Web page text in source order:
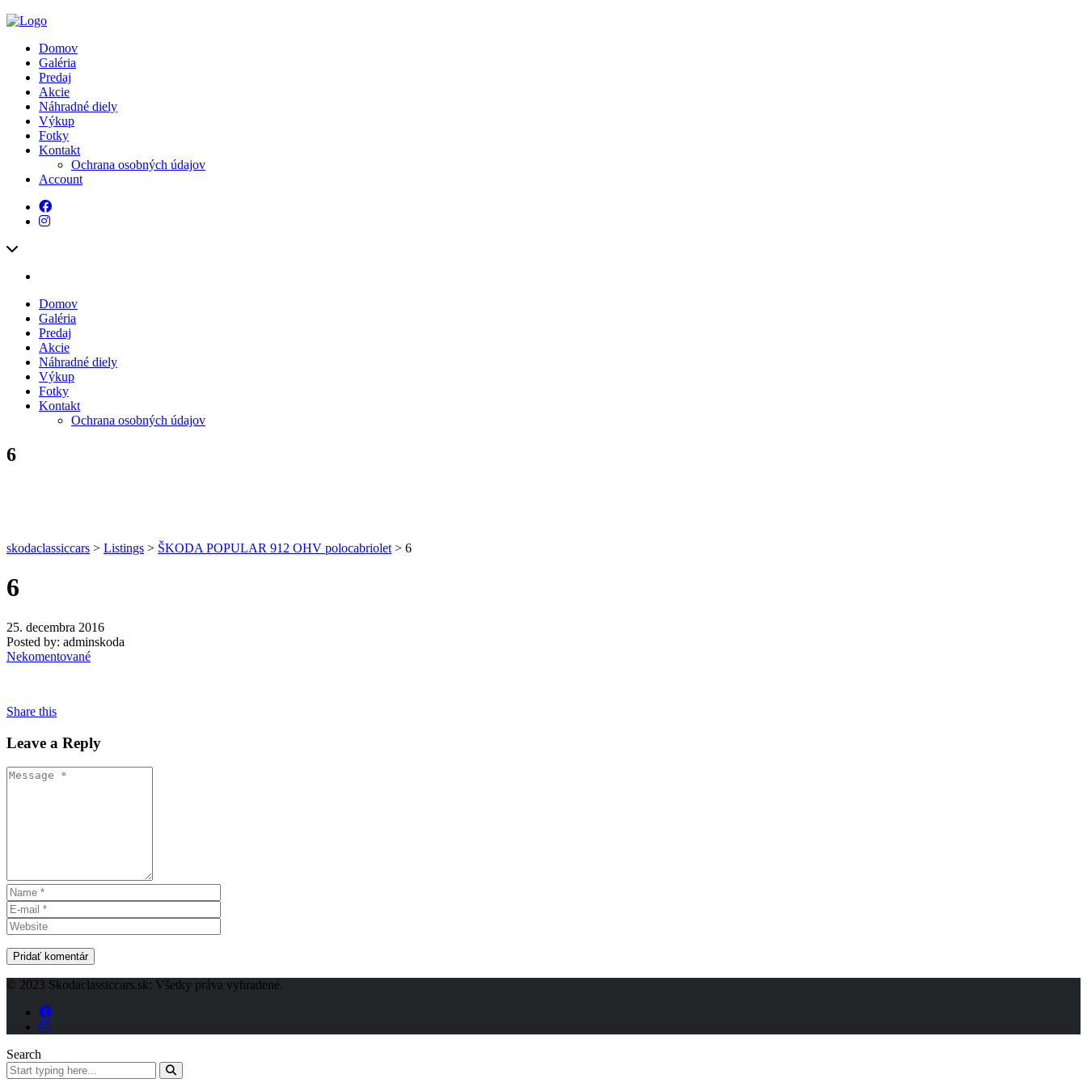
Domov
Galéria
Predaj
Akcie
Náhradné diely
Výkup
Fotky
Kontakt
Ochrana osobných údajov
Account
Domov
Galéria
Predaj
Akcie
Náhradné diely
Výkup
Fotky
Kontakt
Ochrana osobných údajov
6
skodaclassiccars > Listings > ŠKODA POPULAR 912 OHV polocabriolet > 6
6
25. decembra 2016
Posted by: adminskoda
Nekomentované
Share this
Leave a Reply
© 2023 Skodaclassiccars.sk; Všetky práva vyhradené.
Search